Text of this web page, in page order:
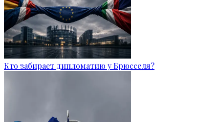
Кто забирает дипломатию у Брюсселя?